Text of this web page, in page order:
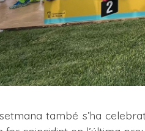
també s’ha